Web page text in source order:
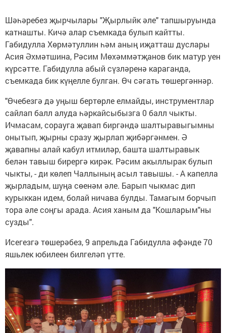
Шәһәребез җырчылары "Җырлыйк әле" тапшыруында
катнашты. Кичә алар съемкада булып кайтты.
Габидулла Хөрмәтуллин һәм аның иҗатташ дуслары
Асия Әхмәтшина, Рәсим Мөхәммәтҗанов бик матур уен
күрсәтте. Габидулла абый сүзләренә караганда,
съемкада бик күңелле булган. Өч сәгать төшергәннәр.
"Өчебезгә дә уңыш бертөрле елмайды, инструментлар
сайлап балл алуда һәркайсыбызга 0 балл чыкты.
Ичмасам, сорауга җавап биргәндә шалтыравыгымны
онытып, җырны сразу җырлап җибәргәнмен. Ә
җавапны алай кабул итмиләр, башта шалтыравык
белән тавыш бирергә кирәк. Рәсим акыллырак булып
чыкты, - ди көлеп Чаллының асыл тавышы. - А капелла
җырладым, шуңа сөенәм әле. Барып чыкмас дип
курыккан идем, болай ничава булды. Тамагым борчып
тора әле соңгы арада. Асия ханым да "Кошларым"ны
сузды".
Исегезгә төшерәбез, 9 апрельда Габидулла әфәнде 70
яшьлек юбилеен билгеләп үтте.